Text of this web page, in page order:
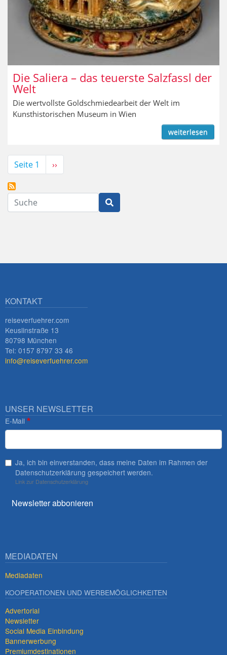
Die Saliera – das teuerste Salzfassl der
Welt
Die wertvollste Goldschmiedearbeit der Welt im
Kunsthistorischen Museum in Wien
weiterlesen
Seitennummerierung
Seite 1
Nächste
Seite
››
Suche
KONTAKT
reiseverfuehrer.com
Keuslinstraße 13
80798 München
Tel: 0157 8797 33 46
info@reiseverfuehrer.com
UNSER NEWSLETTER
E-Mail
Ja, ich bin einverstanden, dass meine Daten im Rahmen der
Datenschutzerklärung gespeichert werden.
Link zur Datenschutzerklärung
Newsletter abbonieren
MEDIADATEN
Mediadaten
KOOPERATIONEN UND WERBEMÖGLICHKEITEN
Advertorial
Newsletter
Social Media Einbindung
Bannerwerbung
Premiumdestinationen